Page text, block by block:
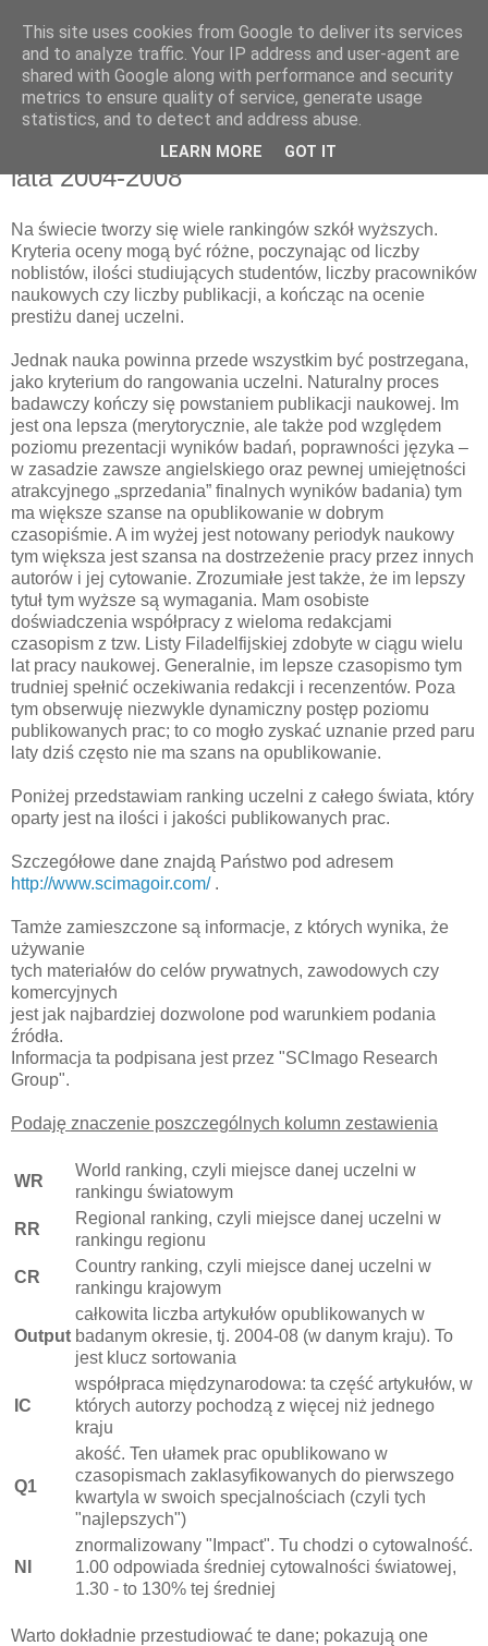
pluskiewicz.blogspot.com
poniedziałek, 28 marca 2011
Światowy ranking uczelni wyższych za
lata 2004-2008
Na świecie tworzy się wiele rankingów szkół wyższych.
Kryteria oceny mogą być różne, poczynając od liczby
noblistów, ilości studiujących studentów, liczby pracowników
naukowych czy liczby publikacji, a kończąc na ocenie
prestiżu danej uczelni.
Jednak nauka powinna przede wszystkim być postrzegana,
jako kryterium do rangowania uczelni. Naturalny proces
badawczy kończy się powstaniem publikacji naukowej. Im
jest ona lepsza (merytorycznie, ale także pod względem
poziomu prezentacji wyników badań, poprawności języka –
w zasadzie zawsze angielskiego oraz pewnej umiejętności
atrakcyjnego „sprzedania” finalnych wyników badania) tym
ma większe szanse na opublikowanie w dobrym
czasopiśmie. A im wyżej jest notowany periodyk naukowy
tym większa jest szansa na dostrzeżenie pracy przez innych
autorów i jej cytowanie. Zrozumiałe jest także, że im lepszy
tytuł tym wyższe są wymagania. Mam osobiste
doświadczenia współpracy z wieloma redakcjami
czasopism z tzw. Listy Filadelfijskiej zdobyte w ciągu wielu
lat pracy naukowej. Generalnie, im lepsze czasopismo tym
trudniej spełnić oczekiwania redakcji i recenzentów. Poza
tym obserwuję niezwykle dynamiczny postęp poziomu
publikowanych prac; to co mogło zyskać uznanie przed paru
laty dziś często nie ma szans na opublikowanie.
Poniżej przedstawiam ranking uczelni z całego świata, który
oparty jest na ilości i jakości publikowanych prac.
Szczegółowe dane znajdą Państwo pod adresem
http://www.scimagoir.com/.
Tamże zamieszczone są informacje, z których wynika, że
używanie
tych materiałów do celów prywatnych, zawodowych czy
komercyjnych
jest jak najbardziej dozwolone pod warunkiem podania
źródła.
Informacja ta podpisana jest przez "SCImago Research
Group".
Podaję znaczenie poszczególnych kolumn zestawienia
WR
World ranking, czyli miejsce danej uczelni w
rankingu światowym
RR
Regional ranking, czyli miejsce danej uczelni w
rankingu regionu
CR
Country ranking, czyli miejsce danej uczelni w
rankingu krajowym
Output
całkowita liczba artykułów opublikowanych w
badanym okresie, tj. 2004-08 (w danym kraju). To
jest klucz sortowania
IC
współpraca międzynarodowa: ta część artykułów, w
których autorzy pochodzą z więcej niż jednego
kraju
Q1
akość. Ten ułamek prac opublikowano w
czasopismach zaklasyfikowanych do pierwszego
kwartyla w swoich specjalnościach (czyli tych
"najlepszych")
NI
znormalizowany "Impact". Tu chodzi o cytowalność.
1.00 odpowiada średniej cytowalności światowej,
1.30 - to 130% tej średniej
Warto dokładnie przestudiować te dane; pokazują one
This site uses cookies from Google to deliver its services
and to analyze traffic. Your IP address and user-agent are
shared with Google along with performance and security
metrics to ensure quality of service, generate usage
statistics, and to detect and address abuse.
LEARN MORE GOT IT